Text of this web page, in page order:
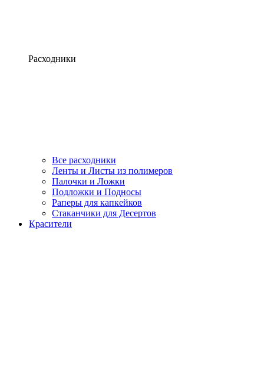
Расходники
Все расходники
Ленты и Листы из полимеров
Палочки и Ложки
Подложки и Подносы
Раперы для капкейков
Стаканчики для Десертов
Красители